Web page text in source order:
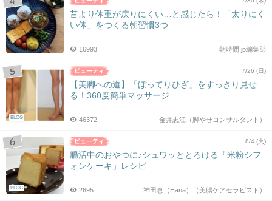
昔より体重が戻りにくい…と感じたら！「太りにく
い体」をつくる朝習慣3つ
朝時間.jp編集部
16993
BLOG
7/26 (日)
【美脚への道】「ぼってりひざ」をすっきり見せ
る！360度簡単マッサージ
金井志江（脚やせコンサルタント）
46372
BLOG
8/4 (火)
腸活中のおやつに♪シュワッととろける「米粉シフ
ォンケーキ」レシピ
神田恵（Hana）（美腸ケアセラピスト）
2695